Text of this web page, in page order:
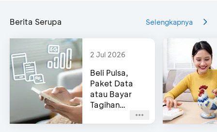
Berita Serupa Selengkapnya
2 Jul 2026
Beli Pulsa,
Paket Data
atau Bayar
Tagihan
Pascabayar?
Bisa di e-